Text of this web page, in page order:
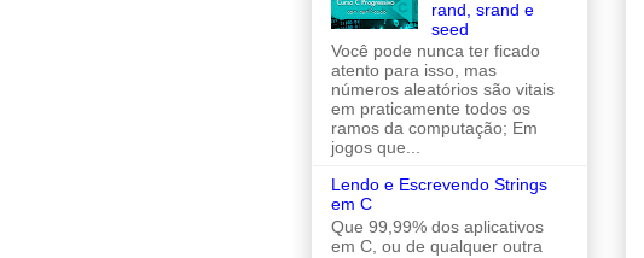
rand, srand e
seed
Você pode nunca ter ficado
atento para isso, mas
números aleatórios são vitais
em praticamente todos os
ramos da computação; Em
jogos que...
Lendo e Escrevendo Strings
em C
Que 99,99% dos aplicativos
em C, ou de qualquer outra